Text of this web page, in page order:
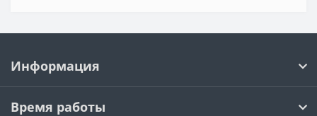
Информация
Время работы